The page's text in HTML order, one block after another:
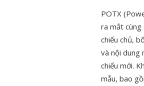
POTX
ra mắt cùng
chiếu chủ,
và nội dung
chiếu mới.
mẫu, bao